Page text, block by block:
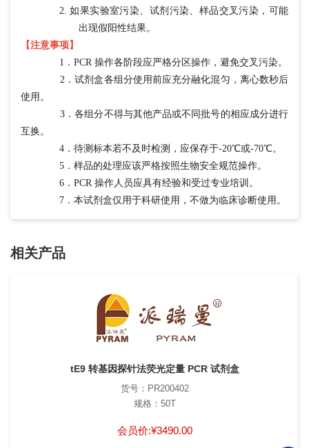
2.如果实验室污染、试剂污染、样品交叉污染，可能
出现假阳性结果。
【注意事项】
1．PCR 操作各阶段应严格分区操作，避免交叉污染。
2．试剂盒各组分使用前应充分融化混匀，离心数秒后
使用。
3．各组分不得与其他产品或不同批号的相应成分进行
互换。
4．待测标本若不及时检测，应保存于-20℃或-70℃。
5．样品的处理应该严格按照生物安全规范操作。
6．PCR 操作人员应具有经验和受过专业培训。
7．本试剂盒仅用于科研使用，不做为临床诊断使用。
相关产品
tE9 转基因探针法荧光定量 PCR 试剂盒
货号：PR200402
规格：50T
会员价:¥3490.00